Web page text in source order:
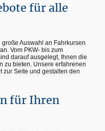
für alle
Auswahl an Fahrkursen
Vom PKW- bis zum
darauf ausgelegt, Ihnen die
zu bieten. Unsere erfahrenen
zur Seite und gestalten den
für Ihren